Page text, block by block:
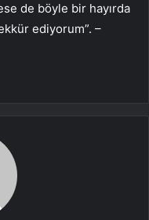
de böyle bir hayırda
ediyorum”. –